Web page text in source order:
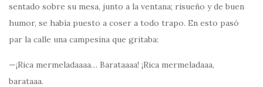
sentado sobre su mesa, junto a la ventana; risueño y de buen
humor, se había puesto a coser a todo trapo. En esto pasó
par la calle una campesina que gritaba:
—¡Rica mermeladaaaa… Barataaaa! ¡Rica mermeladaaa,
barataaa.